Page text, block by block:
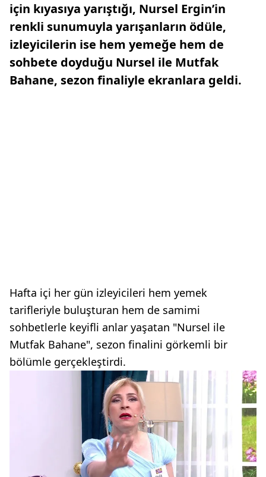
için kıyasıya yarıştığı, Nursel Ergin’in
renkli sunumuyla yarışanların ödüle,
izleyicilerin ise hem yemeğe hem de
sohbete doyduğu Nursel ile Mutfak
Bahane, sezon finaliyle ekranlara geldi.
Hafta içi her gün izleyicileri hem yemek
tarifleriyle buluşturan hem de samimi
sohbetlerle keyifli anlar yaşatan "Nursel ile
Mutfak Bahane", sezon finalini görkemli bir
bölümle gerçekleştirdi.